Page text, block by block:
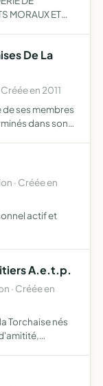
MORAUX ET
De La
en 2011
ses membres
dans son
· Créée en
actif et
A.e.t.p.
· Créée en
Torchaise nés